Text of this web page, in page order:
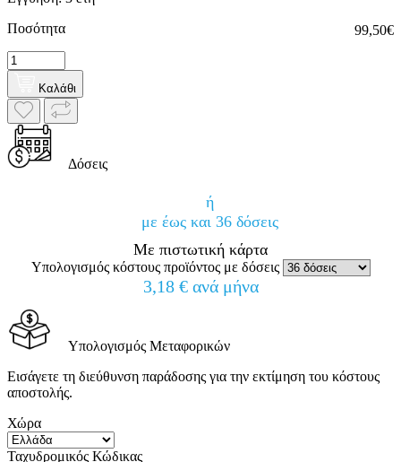
99,50€
Ποσότητα
Καλάθι
Δόσεις
ή
με έως και 36 δόσεις
Με πιστωτική κάρτα
Υπολογισμός κόστους προϊόντος με δόσεις
3,18 € ανά μήνα
Υπολογισμός Μεταφορικών
Εισάγετε τη διεύθυνση παράδοσης για την εκτίμηση του κόστους
αποστολής.
Χώρα
Ταχυδρομικός Κώδικας